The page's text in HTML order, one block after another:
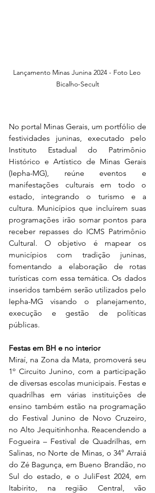
Lançamento Minas Junina 2024 - Foto Leo
Bicalho-Secult
No portal Minas Gerais, um portfólio de
festividades juninas, executado pelo
Instituto Estadual do Patrimônio
Histórico e Artístico de Minas Gerais
(Iepha-MG), reúne eventos e
manifestações culturais em todo o
estado, integrando o turismo e a
cultura. Municípios que incluírem suas
programações irão somar pontos para
receber repasses do ICMS Patrimônio
Cultural. O objetivo é mapear os
municípios com tradição juninas,
fomentando a elaboração de rotas
turísticas com essa temática. Os dados
inseridos também serão utilizados pelo
Iepha-MG visando o planejamento,
execução e gestão de políticas
públicas.
Festas em BH e no interior
Miraí, na Zona da Mata, promoverá seu
1º Circuito Junino, com a participação
de diversas escolas municipais. Festas e
quadrilhas em várias instituições de
ensino também estão na programação
do Festival Junino de Novo Cruzeiro,
no Alto Jequitinhonha. Reacendendo a
Fogueira – Festival de Quadrilhas, em
Salinas, no Norte de Minas, o 34° Arraiá
do Zé Bagunça, em Bueno Brandão, no
Sul do estado, e o JuliFest 2024, em
Itabirito, na região Central, vão